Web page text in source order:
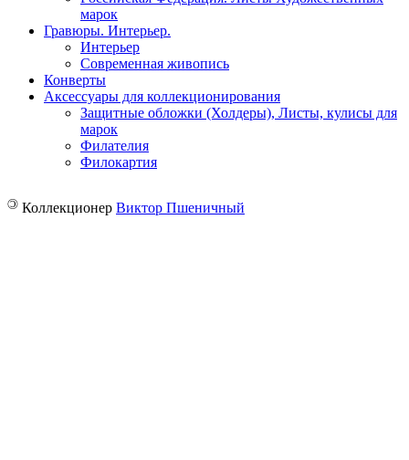
марок
Гравюры. Интерьер.
Интерьер
Современная живопись
Конверты
Аксессуары для коллекционирования
Защитные обложки (Холдеры), Листы, кулисы для
марок
Филателия
Филокартия
© Коллекционер Виктор Пшеничный